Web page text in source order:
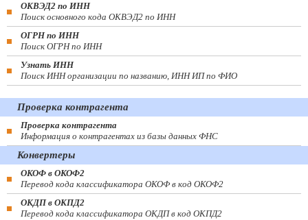
ОКВЭД2 по ИНН
Поиск основного кода ОКВЭД2 по ИНН
ОГРН по ИНН
Поиск ОГРН по ИНН
Узнать ИНН
Поиск ИНН организации по названию, ИНН ИП по ФИО
Проверка контрагента
Проверка контрагента
Информация о контрагентах из базы данных ФНС
Конвертеры
ОКОФ в ОКОФ2
Перевод кода классификатора ОКОФ в код ОКОФ2
ОКДП в ОКПД2
Перевод кода классификатора ОКДП в код ОКПД2